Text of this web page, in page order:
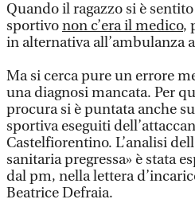
Quando il ragazzo si è
sportivonon c’era il medico,
in alternativa all’ambulanza
Ma si cerca pure un errore
una diagnosi mancata. Per
procura si è puntata anche
sportiva eseguiti
Castelfiorentino. L’analisi
sanitaria pregressa» è stata
dal pm, nella lettera
Beatrice Defraia.